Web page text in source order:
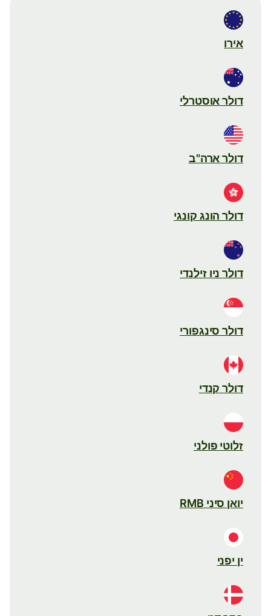
אירו
דולר אוסטרלי
דולר ארה"ב
דולר הונג קונגי
דולר ניו זילנדי
דולר סינגפורי
דולר קנדי
זלוטי פולני
יואן סיני RMB
ין יפני